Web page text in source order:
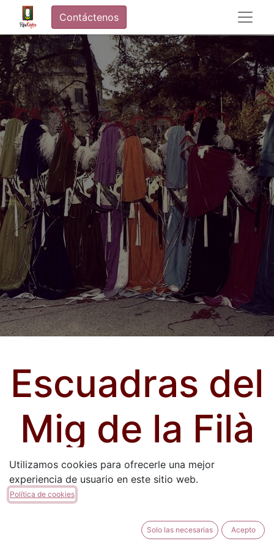
Contáctenos
Escuadras del
Mig de la Filà
Cordón
Utilizamos cookies para ofrecerle una mejor
experiencia de usuario en este sitio web.
Política de cookies
Solo las necesarias Acepto